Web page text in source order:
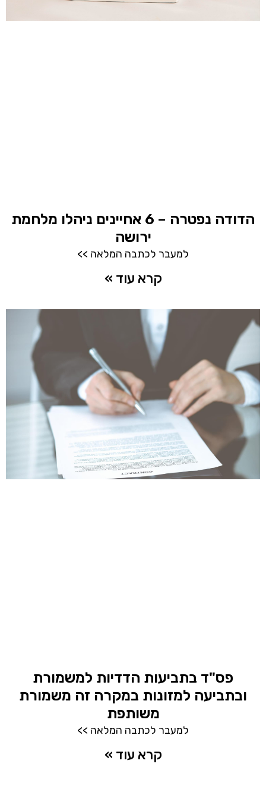
הדודה נפטרה – 6 אחיינים ניהלו מלחמת
ירושה
למעבר לכתבה המלאה >>
קרא עוד »
פס"ד בתביעות הדדיות למשמורת
ובתביעה למזונות במקרה זה משמורת
משותפת
למעבר לכתבה המלאה >>
קרא עוד »